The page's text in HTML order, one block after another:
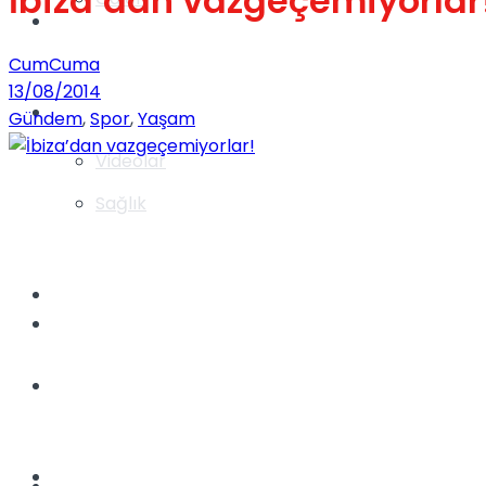
Videolar
Gündem
Yaşam
Sağlık
CumCuma
13/08/2014
Gündem,Spor,Yaşam